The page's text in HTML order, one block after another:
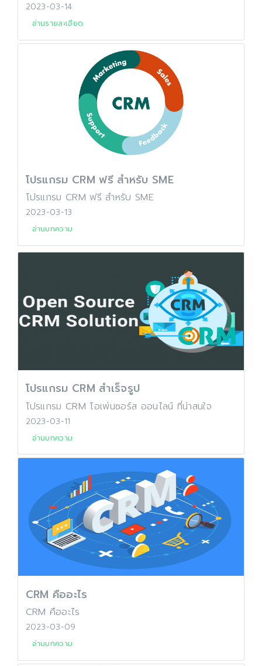
2023-03-14
อ่านรายละเอียด
โปรแกรม CRM ฟรี สำหรับ SME
โปรแกรม CRM ฟรี สำหรับ SME
2023-03-13
อ่านบทความ
โปรแกรม CRM สำเร็จรูป
โปรแกรม CRM โอเพ่นซอร์ส ออนไลน์ ที่น่าสนใจ
2023-03-11
อ่านบทความ
CRM คืออะไร
CRM คืออะไร
2023-03-09
อ่านบทความ